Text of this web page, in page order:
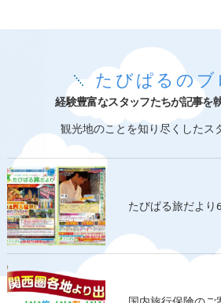
経験豊富なスタッフたちが記事を
たびぱるのブ
観光地のことを知り尽くしたス
たびぱる旅だより